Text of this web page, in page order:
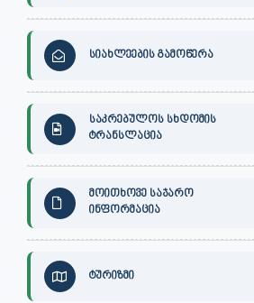
სიახლეების გამოწერა
საკრებულოს სხდომის
ტრანსლაცია
მოითხოვე საჯარო
ინფორმაცია
ტურიზმი